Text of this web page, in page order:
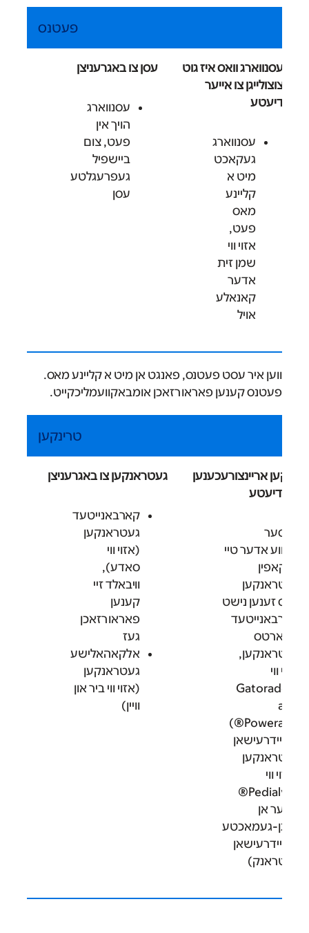
פעטנס
עסנווארג וואס איז גוט
צוצולייגן צו אייער
דיעטע
עסנווארג
געקאכט
מיט א
קליינע
מאס
פעט,
אזוי ווי
שמן זית
אדער
קאנאלע
אויל
עסן צו באגרעניצן
עסנווארג
הויך אין
פעט, צום
ביישפיל
געפרעגלטע
עסן
ווען איר עסט פעטנס, פאנגט אן מיט א קליינע מאס.
פעטנס קענען פאראורזאכן אומבאקוועמליכקייט.
טרינקען
אריינצורעכענען
דיעטע
אדער טיי
קאפין
זענען נישט
ווי
Pedialyte®
אן
געמאכטע
געטראנקען צו באגרעניצן
קארבאנייטעד
געטראנקען
(אזוי ווי
סאדע),
וויבאלד זיי
קענען
פאראורזאכן
געז
אלקאהאלישע
געטראנקען
(אזוי ווי ביר און
וויין)